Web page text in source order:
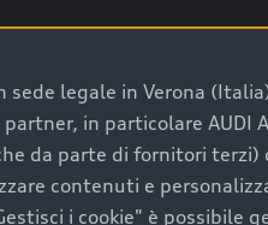
sede legale in Verona
in particolare
da parte di fornitori
contenuti e
i cookie" è possibile